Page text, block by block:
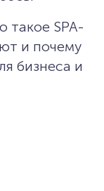
такое SPA-
и почему
бизнеса и